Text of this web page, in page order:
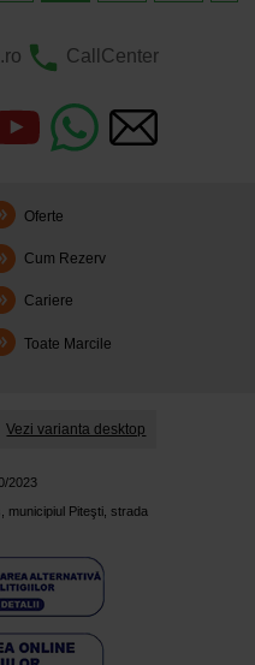
CallCenter
Oferte
Cum Rezerv
Cariere
Toate Marcile
Vezi varianta desktop
2023
municipiul Piteşti, strada